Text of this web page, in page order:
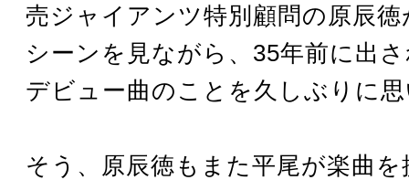
売ジャイアンツ特別顧問の原辰
シーンを見ながら、35年前に出
デビュー曲のことを久しぶりに
そう、原辰徳もまた平尾が楽曲